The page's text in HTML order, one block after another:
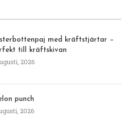
med kräftstjärtar –
till kräftskivan
2026
punch
2026